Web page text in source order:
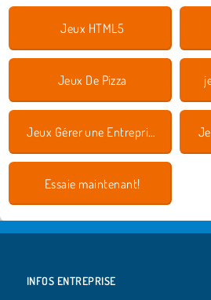
Jeux HTML5
Jeux De Pizza
Jeux Gérer une Entreprise
Essaie maintenant!
INFOS ENTREPRISE